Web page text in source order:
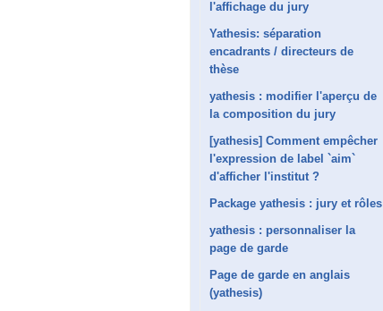
l'affichage du jury
Yathesis: séparation
encadrants / directeurs de
thèse
yathesis : modifier l'aperçu de
la composition du jury
[yathesis] Comment empêcher
l'expression de label `aim`
d'afficher l'institut ?
Package yathesis : jury et rôles
yathesis : personnaliser la
page de garde
Page de garde en anglais
(yathesis)